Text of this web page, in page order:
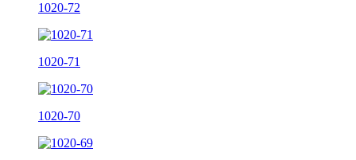
1020-72
1020-71
1020-70